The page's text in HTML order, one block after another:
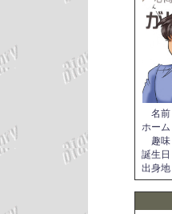
名前
ホーム
趣味
誕生日
出身地